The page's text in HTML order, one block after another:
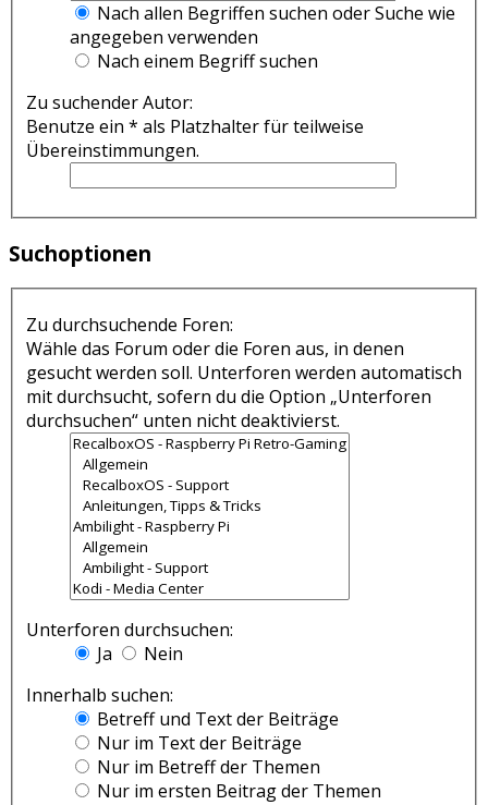
Nach allen Begriffen suchen oder Suche wie
angegeben verwenden
Nach einem Begriff suchen
Zu suchender Autor:
Benutze ein * als Platzhalter für teilweise
Übereinstimmungen.
Suchoptionen
Zu durchsuchende Foren:
Wähle das Forum oder die Foren aus, in denen
gesucht werden soll. Unterforen werden automatisch
mit durchsucht, sofern du die Option „Unterforen
durchsuchen“ unten nicht deaktivierst.
Unterforen durchsuchen:
Ja
Nein
Innerhalb suchen:
Betreff und Text der Beiträge
Nur im Text der Beiträge
Nur im Betreff der Themen
Nur im ersten Beitrag der Themen